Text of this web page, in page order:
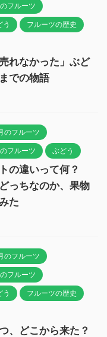
フルーツ
う フルーツの歴史
れなかった」ぶど
での物語
のフルーツ
フルーツ ぶどう
の違いって何？
っちなのか、果物
た
のフルーツ
フルーツ
う フルーツの歴史
、どこから来た？